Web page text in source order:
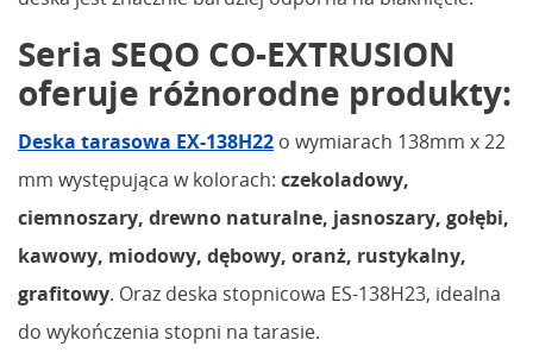
Seria SEQO CO-EXTRUSION
oferuje różnorodne produkty:
Deska tarasowa EX-138H22 o wymiarach 138mm x 22
mm występująca w kolorach: czekoladowy,
ciemnoszary, drewno naturalne, jasnoszary, gołębi,
kawowy, miodowy, dębowy, oranż, rustykalny,
grafitowy. Oraz deska stopnicowa ES-138H23, idealna
do wykończenia stopni na tarasie.